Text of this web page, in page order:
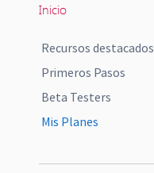
Inicio
Recursos destacados
Primeros Pasos
Beta Testers
Mis Planes